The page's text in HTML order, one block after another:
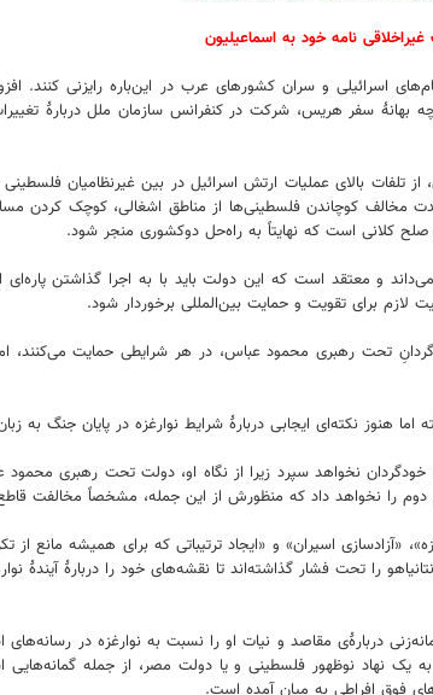
نامه خود به اسماعیلیون
اسرائیلی و سران کشورهای عرب در این‌باره رایزنی کنند.
بهانۀ سفر هریس، شرکت در کنفرانس سازمان ملل دربارۀ
بالای عملیات ارتش اسرائیل در بین غیرنظامیان
کوچاندن فلسطینی‌ها از مناطق اشغالی، کوچک کردن
کلانی است که نهایتاً به راه‌حل دوکشوری منجر شود.
و معتقد است که این دولت باید با به اجرا گذاشتن
لازم برای تقویت و حمایت بین‌المللی برخوردار شود.
رهبری محمود عباس، در هر شرایطی حمایت می‌کنند، اما
هنوز نکته‌ای ایجابی دربارۀ شرایط نوارغزه در پایان جنگ به
خودگردان نخواهد سپرد زیرا از نگاه او، دولت تحت رهبری
دوم را نخواهد داد که منظورش از این جمله، مشخصاً مخالفت
را تحت فشار گذاشته‌اند تا نقشه‌های خود را دربارۀ آیندۀ
دربارۀ‌ی مقاصد و نیات او را نسبت به نوارغزه در
به یک نهاد نوظهور فلسطینی و یا دولت مصر، از جمله
فوق افراطی به میان آمده است.